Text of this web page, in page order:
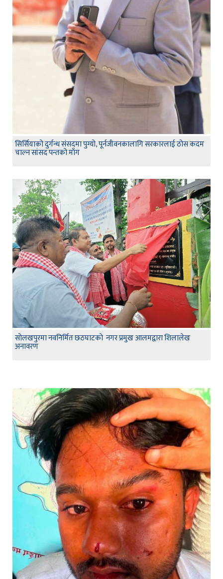
सिर्सियाको दुर्गन्ध संसदमा पुग्यो, पूर्नजीवनकालागि सरकारलाई ठोस कदम
चाल्न सांसद पन्तको माँग
सोलखपुरमा नवनिर्मित छठघाटको नगर प्रमुख आलमद्वारा शिलालेख
अनावरण